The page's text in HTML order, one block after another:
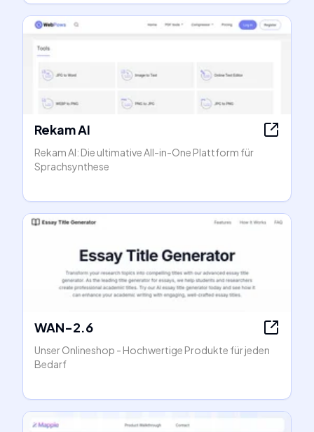
Rekam AI
Rekam AI: Die ultimative All-in-One Plattform für
Sprachsynthese
WAN-2.6
Unser Onlineshop - Hochwertige Produkte für jeden
Bedarf